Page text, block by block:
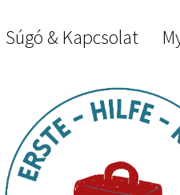
Súgó & Kapcsolat